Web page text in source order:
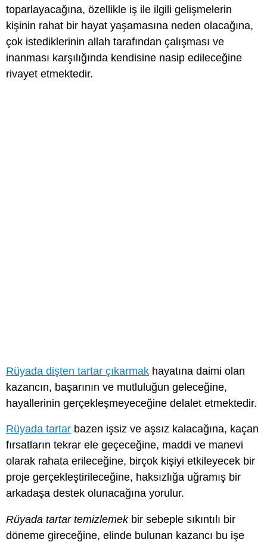
toparlayacağına, özellikle iş ile ilgili gelişmelerin
kişinin rahat bir hayat yaşamasına neden olacağına,
çok istediklerinin allah tarafından çalışması ve
inanması karşılığında kendisine nasip edileceğine
rivayet etmektedir.
Rüyada dişten tartar çıkarmak hayatına daimi olan
kazancın, başarının ve mutluluğun geleceğine,
hayallerinin gerçekleşmeyeceğine delalet etmektedir.
Rüyada tartar bazen işsiz ve aşsız kalacağına, kaçan
fırsatların tekrar ele geçeceğine, maddi ve manevi
olarak rahata erileceğine, birçok kişiyi etkileyecek bir
proje gerçekleştirileceğine, haksızlığa uğramış bir
arkadaşa destek olunacağına yorulur.
Rüyada tartar temizlemekbir sebeple sıkıntılı bir
döneme gireceğine, elinde bulunan kazancı bu işe